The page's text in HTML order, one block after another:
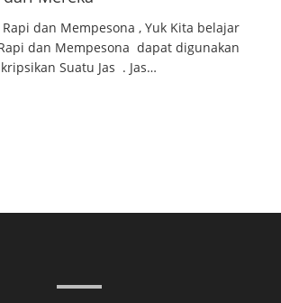
Rapi dan Mempesona , Yuk Kita belajar
dan Mempesona dapat digunakan
Suatu Jas . Jas…